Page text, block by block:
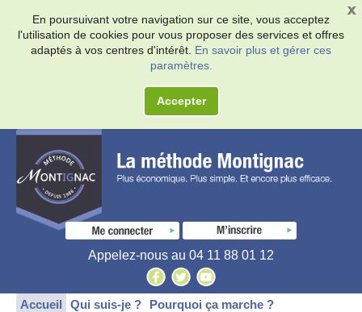
En poursuivant votre navigation sur ce site, vous acceptez
l'utilisation de cookies pour vous proposer des services et offres
adaptés à vos centres d'intérêt. En savoir plus et gérer ces
paramètres.
Accepter
Appelez-nous au 04 11 88 01 12
Accueil Qui suis-je ?
Pourquoi ça marche ?